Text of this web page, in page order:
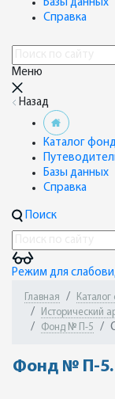
Базы данных
Справка
Меню
Назад
Каталог
Базы данных
Справка
Поиск
Режим для
Главная
Исторический
Фонд № П-5
Фонд № П-5.